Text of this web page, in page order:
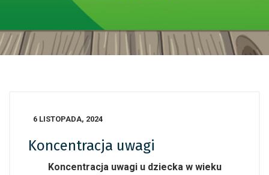
6 LISTOPADA, 2024
Koncentracja uwagi
Koncentracja uwagi u dziecka w wieku